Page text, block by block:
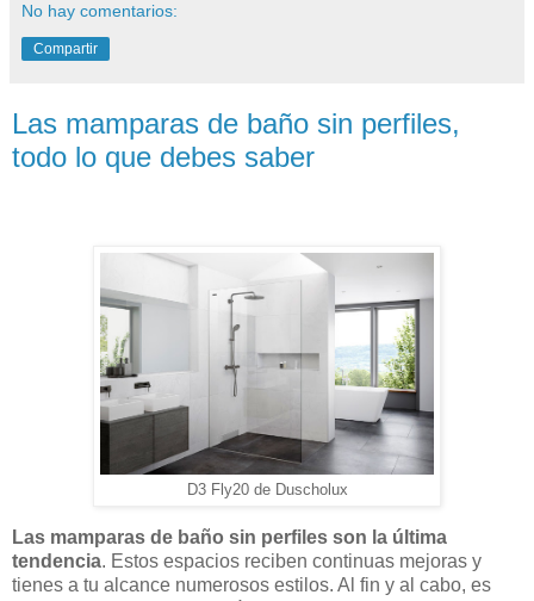
No hay comentarios:
Compartir
Las mamparas de baño sin perfiles,
todo lo que debes saber
D3 Fly20 de Duscholux
Las mamparas de baño sin perfiles son la última
tendencia. Estos espacios reciben continuas mejoras y
tienes a tu alcance numerosos estilos. Al fin y al cabo, es